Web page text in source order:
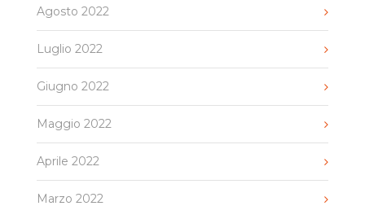
Agosto 2022
Luglio 2022
Giugno 2022
Maggio 2022
Aprile 2022
Marzo 2022